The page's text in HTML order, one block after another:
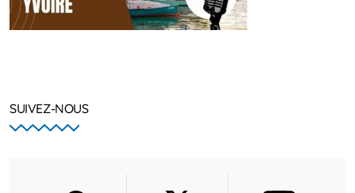
SUIVEZ-NOUS